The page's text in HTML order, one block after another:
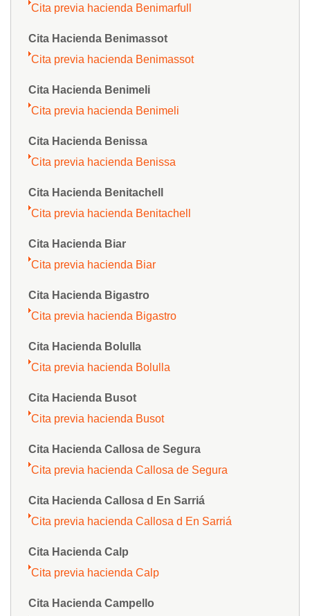
Cita previa hacienda Benimarfull
Cita Hacienda Benimassot
Cita previa hacienda Benimassot
Cita Hacienda Benimeli
Cita previa hacienda Benimeli
Cita Hacienda Benissa
Cita previa hacienda Benissa
Cita Hacienda Benitachell
Cita previa hacienda Benitachell
Cita Hacienda Biar
Cita previa hacienda Biar
Cita Hacienda Bigastro
Cita previa hacienda Bigastro
Cita Hacienda Bolulla
Cita previa hacienda Bolulla
Cita Hacienda Busot
Cita previa hacienda Busot
Cita Hacienda Callosa de Segura
Cita previa hacienda Callosa de Segura
Cita Hacienda Callosa d En Sarriá
Cita previa hacienda Callosa d En Sarriá
Cita Hacienda Calp
Cita previa hacienda Calp
Cita Hacienda Campello